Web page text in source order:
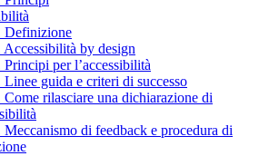
Definizione
Accessibilità by design
Principi per l’accessibilità
Linee guida e criteri di successo
Come rilasciare una dichiarazione di
Meccanismo di feedback e procedura di